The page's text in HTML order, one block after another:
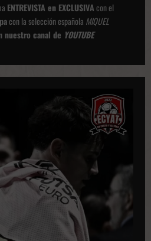
ENTREVISTA en EXCLUSIVAcon el
con la selección española MIQUEL
nuestro canal de YOUTUBE